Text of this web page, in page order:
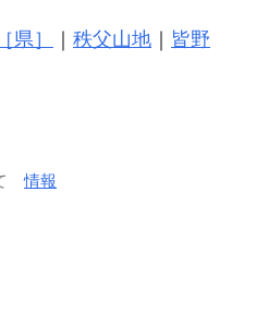
県］ 秩父山地
皆野
て情報